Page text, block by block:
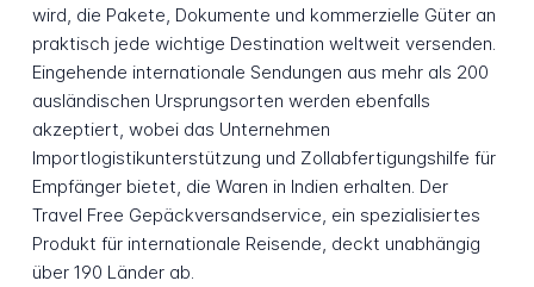
wird, die Pakete, Dokumente und kommerzielle Güter an
praktisch jede wichtige Destination weltweit versenden.
Eingehende internationale Sendungen aus mehr als 200
ausländischen Ursprungsorten werden ebenfalls
akzeptiert, wobei das Unternehmen
Importlogistikunterstützung und Zollabfertigungshilfe für
Empfänger bietet, die Waren in Indien erhalten. Der
Travel Free Gepäckversandservice, ein spezialisiertes
Produkt für internationale Reisende, deckt unabhängig
über 190 Länder ab.